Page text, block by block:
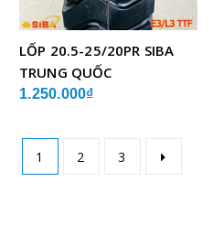
LỐP 20.5-25/20PR SIBA
TRUNG QUỐC
1.250.000₫
1 2 3